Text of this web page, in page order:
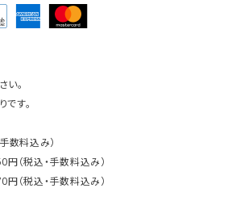
。
す。
数料込み）
（税込・手数料込み）
（税込・手数料込み）